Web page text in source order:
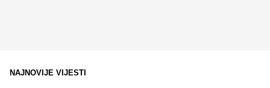
NAJNOVIJE VIJESTI